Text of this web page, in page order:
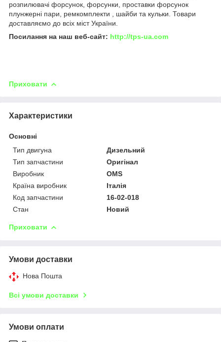
розпилювачі форсунок, форсунки, проставки форсунок
плунжерні пари, ремкомплекти , шайби та кульки. Товари
доставляємо до всіх міст України.
Посилання на наш веб-сайт: http://tps-ua.com
Приховати
Характеристики
Основні
Тип двигуна
Дизельний
Тип запчастини
Оригінал
Виробник
OMS
Країна виробник
Італія
Код запчастини
16-02-018
Стан
Новий
Приховати
Умови доставки
Нова Пошта
Всі умови доставки
Умови оплати